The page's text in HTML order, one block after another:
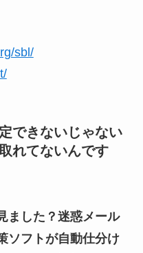
sbl/
できないじゃない
れてないんです
ました？迷惑メール
ソフトが自動仕分け